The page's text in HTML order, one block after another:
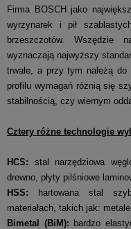
Firma BOSCH jako
wyrzynarek i pił
brzeszczotów. Wszędzie
wyznaczają najwyższy
trwałe, a przy tym należą
profilu wymagań różnią się
stabilnością, czy wiernym
Cztery różne technologie
HCS: stal narzędziowa
drewno, płyty pilśniowe
HSS: hartowana stal
materiałach, takich jak:
Bimetal (BiM): bardzo